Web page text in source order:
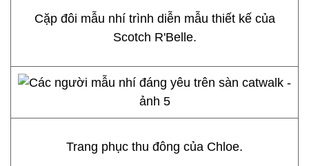
Cặp đôi mẫu nhí trình diễn mẫu thiết kế của
Scotch R'Belle.
Trang phục thu đông của Chloe.